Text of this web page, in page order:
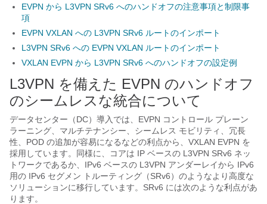
EVPN から L3VPN SRv6 へのハンドオフの注意事項と制限事
項
EVPN VXLAN への L3VPN SRv6 ルートのインポート
L3VPN SRv6 への EVPN VXLAN ルートのインポート
VXLAN EVPN から L3VPN SRv6 へのハンドオフの設定例
L3VPN を備えた EVPN のハンドオフ
のシームレスな統合について
データセンター（DC）導入では、EVPN コントロール プレーン
ラーニング、マルチテナンシー、シームレス モビリティ、冗長
性、POD の追加が容易になるなどの利点から、VXLAN EVPN を
採用しています。同様に、コアは IP ベースの L3VPN SRv6 ネッ
トワークであるか、IPv6 ベースの L3VPN アンダーレイから IPv6
用の IPv6 セグメン トルーティング（SRv6）のようなより高度な
ソリューションに移行しています。SRv6 には次のような利点があ
ります。